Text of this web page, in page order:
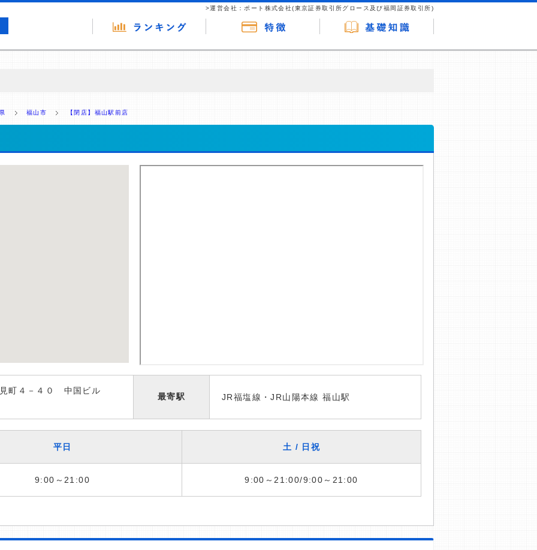
>運営会社：ポート株式会社(東京証券取引所グロース及び福岡証券取引所)
供を行っています。
福山市 【閉店】福山駅前店
町４－４０ 中国ビル
最寄駅 JR福塩線・JR山陽本線 福山駅
平日 土 / 日祝
9:00～21:00 9:00～21:00/9:00～21:00